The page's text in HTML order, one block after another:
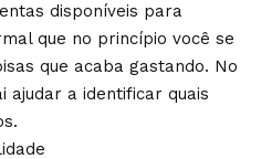
disponíveis para
que no princípio você se
que acaba gastando. No
ajudar a identificar quais